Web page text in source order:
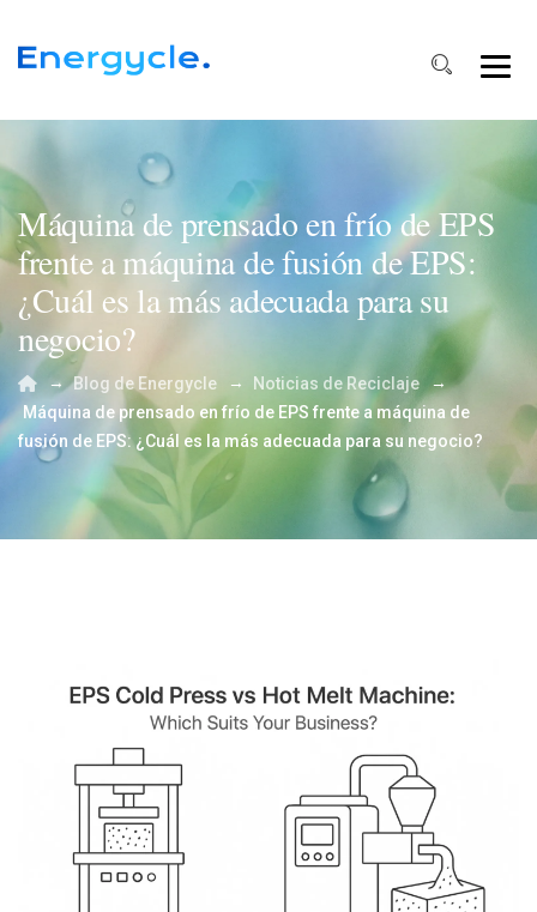
Máquina de prensado en frío de EPS
frente a máquina de fusión de EPS:
¿Cuál es la más adecuada para su
negocio?
→Blog de Energycle → Noticias de Reciclaje →
Máquina de prensado en frío de EPS frente a máquina de
fusión de EPS: ¿Cuál es la más adecuada para su negocio?